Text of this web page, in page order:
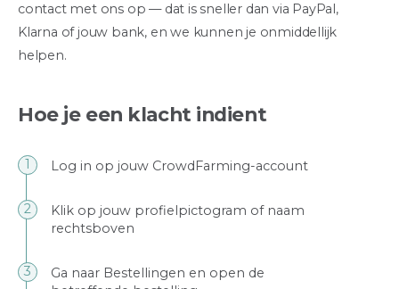
contact met ons op — dat is sneller dan via PayPal,
Klarna of jouw bank, en we kunnen je onmiddellijk
helpen.
Hoe je een klacht indient
Log in op jouw CrowdFarming-account
Klik op jouw profielpictogram of naam
rechtsboven
Ga naar Bestellingen en open de